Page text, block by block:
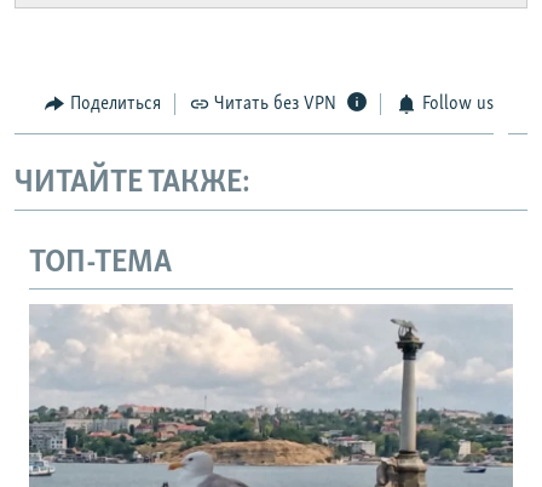
Поделиться Читать без VPN Follow us
ЧИТАЙТЕ ТАКЖЕ:
ТОП-ТЕМА